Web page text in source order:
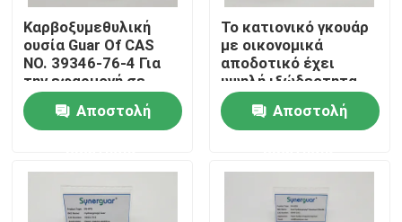
Σπίτι
Προϊόντα
Βίντεο
Καρβοξυμεθυλική
ουσία Guar Of CAS
NO. 39346-76-4 Για
την εφαρμογή σε
εφαρμογές χαρτιού
Αποστολή
Το κατιονικό γκουάρ
με οικονομικά
αποδοτικό έχει
υψηλή ιξώδεςτητα
και μεσαίο βαθμό
υποκατάστασης για
ξηρό
Αποστολή